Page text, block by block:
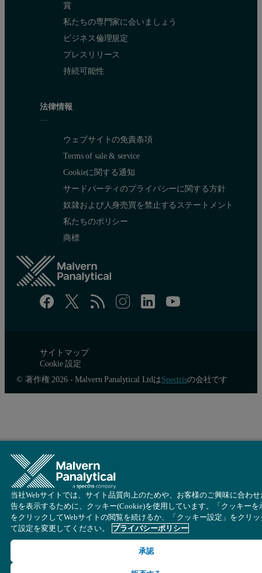
賞
私たちの専門家に会いましょう
ビジネス倫理規定
プレスリリース
持続可能性
法律情報
ウェブサイトの免責条項
Terms of sale & service
Cookieに関する通知
サードパーティのプライバシーに関する方針
奴隷および人身売買を禁止するステートメント
私たちのポリシー
商標
サイトマップ
Cookie 設定
© 著作権 2026 - Malvern Panalytical LtdはSpectrisの会社です
当社Webサイトでは、サイト品質向上のためや、お客様のご興味に合わせ
告を表示するために、クッキー(Cookie)を使用しています。「クッキーを
をクリックしてWebサイトの閲覧を続けるか、「クッキー設定」をクリッ
て設定を変更してください。
プライバシーポリシー
承認